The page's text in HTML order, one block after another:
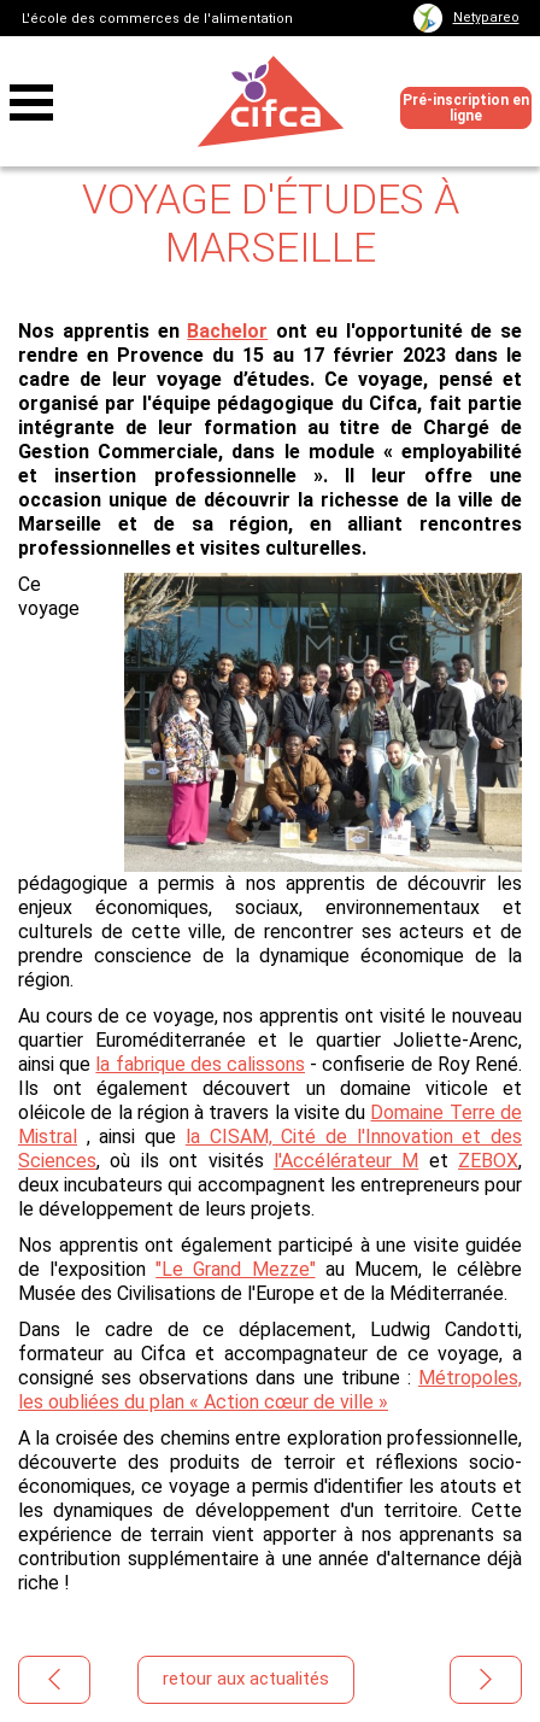
L'école des commerces de l'alimentation Netypareo
Pré-inscription en
ligne
VOYAGE D'ÉTUDES À
MARSEILLE
Nos apprentis en Bachelor ont eu l'opportunité de se
rendre en Provence du 15 au 17 février 2023 dans le
cadre de leur voyage d’études. Ce voyage, pensé et
organisé par l'équipe pédagogique du Cifca, fait partie
intégrante de leur formation au titre de Chargé de
Gestion Commerciale, dans le module « employabilité
et insertion professionnelle ». Il leur offre une
occasion unique de découvrir la richesse de la ville de
Marseille et de sa région, en alliant rencontres
professionnelles et visites culturelles.
Ce
voyage
pédagogique a permis à nos apprentis de découvrir les
enjeux économiques, sociaux, environnementaux et
culturels de cette ville, de rencontrer ses acteurs et de
prendre conscience de la dynamique économique de la
région.
Au cours de ce voyage, nos apprentis ont visité le nouveau
quartier Euroméditerranée et le quartier Joliette-Arenc,
ainsi que la fabrique des calissons - confiserie de Roy René.
Ils ont également découvert un domaine viticole et
oléicole de la région à travers la visite du Domaine Terre de
Mistral , ainsi que la CISAM, Cité de l'Innovation et des
Sciences, où ils ont visités l'Accélérateur M et ZEBOX,
deux incubateurs qui accompagnent les entrepreneurs pour
le développement de leurs projets.
Nos apprentis ont également participé à une visite guidée
de l'exposition"Le Grand Mezze"au Mucem, le célèbre
Musée des Civilisations de l'Europe et de la Méditerranée.
Dans le cadre de ce déplacement, Ludwig Candotti,
formateur au Cifca et accompagnateur de ce voyage, a
consigné ses observations dans une tribune : Métropoles,
les oubliées du plan « Action cœur de ville »
A la croisée des chemins entre exploration professionnelle,
découverte des produits de terroir et réflexions socio-
économiques, ce voyage a permis d'identifier les atouts et
les dynamiques de développement d'un territoire. Cette
expérience de terrain vient apporter à nos apprenants sa
contribution supplémentaire à une année d'alternance déjà
riche !
retour aux actualités